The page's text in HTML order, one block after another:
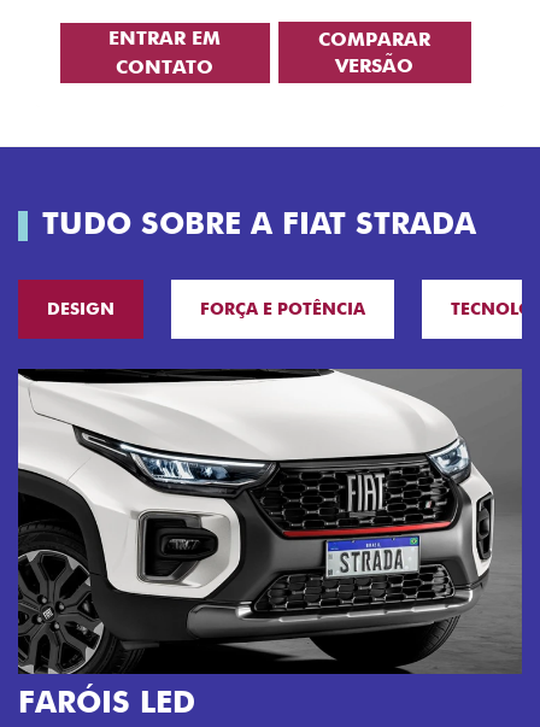
ENTRAR EM
CONTATO
COMPARAR
VERSÃO
TUDO SOBRE A FIAT STRADA
DESIGN FORÇA E POTÊNCIA